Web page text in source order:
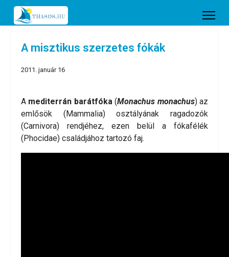
A misztikus szerzetes fókák
2011. január 16
A mediterrán barátfóka(Monachus monachus) az
emlősök (Mammalia) osztályának ragadozók
(Carnivora) rendjéhez, ezen belül a fókafélék
(Phocidae) családjához tartozó faj.